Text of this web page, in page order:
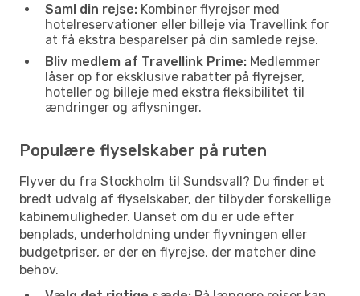
Saml din rejse: Kombiner flyrejser med
hotelreservationer eller billeje via Travellink for
at få ekstra besparelser på din samlede rejse.
Bliv medlem af Travellink Prime: Medlemmer
låser op for eksklusive rabatter på flyrejser,
hoteller og billeje med ekstra fleksibilitet til
ændringer og aflysninger.
Populære flyselskaber på ruten
Flyver du fra Stockholm til Sundsvall? Du finder et
bredt udvalg af flyselskaber, der tilbyder forskellige
kabinemuligheder. Uanset om du er ude efter
benplads, underholdning under flyvningen eller
budgetpriser, er der en flyrejse, der matcher dine
behov.